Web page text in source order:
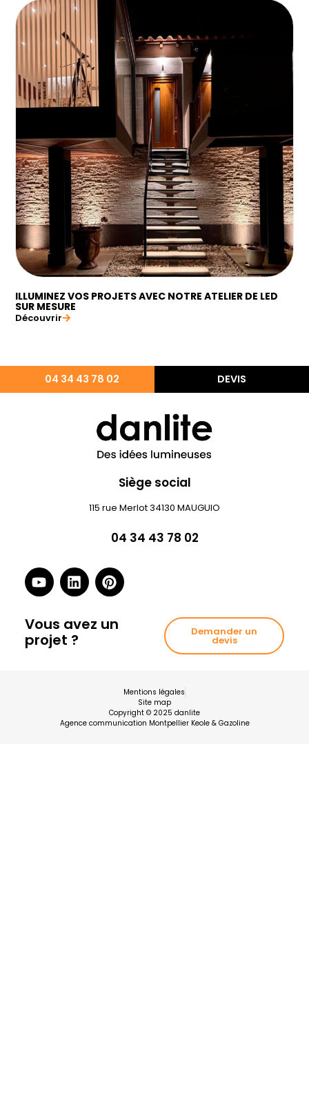
ILLUMINEZ VOS PROJETS AVEC NOTRE ATELIER DE LED
SUR MESURE
Découvrir
04 34 43 78 02 DEVIS
Siège social
115 rue Merlot 34130 MAUGUIO
04 34 43 78 02
Vous avez un
projet ?
Demander un
devis
Mentions légales
Site map
Copyright © 2025 danlite
Agence communication Montpellier Keole & Gazoline